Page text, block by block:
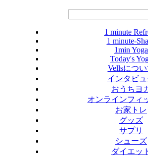
1 minute
1 minute-
1min Yoga
Today's
Vellsについ
インタビ
おうちヨ
オンラインフィ
お家トレ
グッズ
サプリ
シューズ
ダイエッ